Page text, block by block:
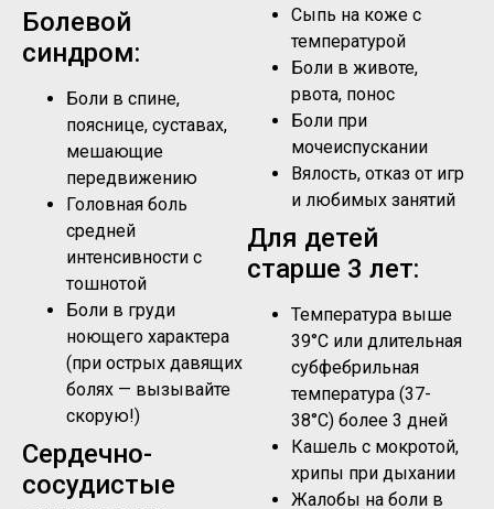
Болевой
синдром:
Боли в спине,
пояснице, суставах,
мешающие
передвижению
Головная боль
средней
интенсивности с
тошнотой
Боли в груди
ноющего характера
(при острых давящих
болях — вызывайте
скорую!)
Сердечно-
сосудистые
Сыпь на коже с
температурой
Боли в животе,
рвота, понос
Боли при
мочеиспускании
Вялость, отказ от игр
и любимых занятий
Для детей
старше 3 лет:
Температура выше
39°C или длительная
субфебрильная
температура (37-
38°C) более 3 дней
Кашель с мокротой,
хрипы при дыхании
Жалобы на боли в